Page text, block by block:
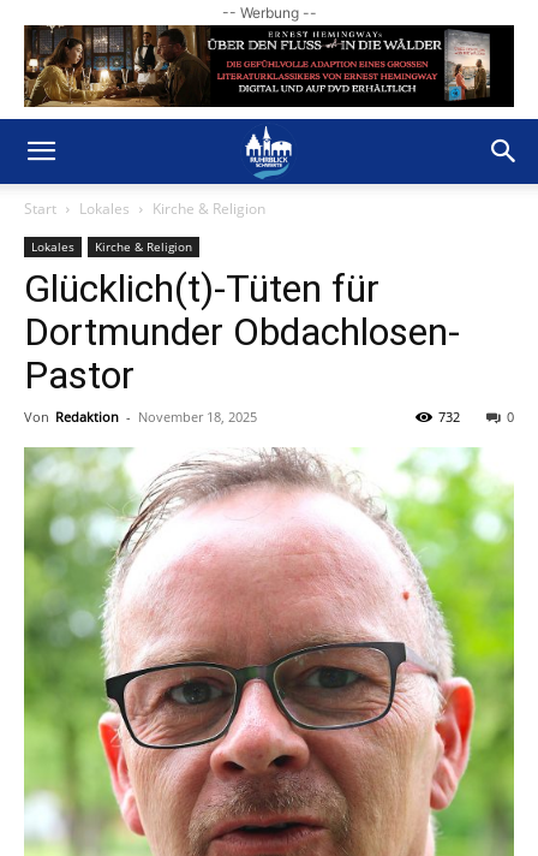
-- Werbung --
Start Lokales Kirche & Religion
Lokales Kirche & Religion
Glücklich(t)-Tüten für
Dortmunder Obdachlosen-
Pastor
Von Redaktion - November 18, 2025 0
732